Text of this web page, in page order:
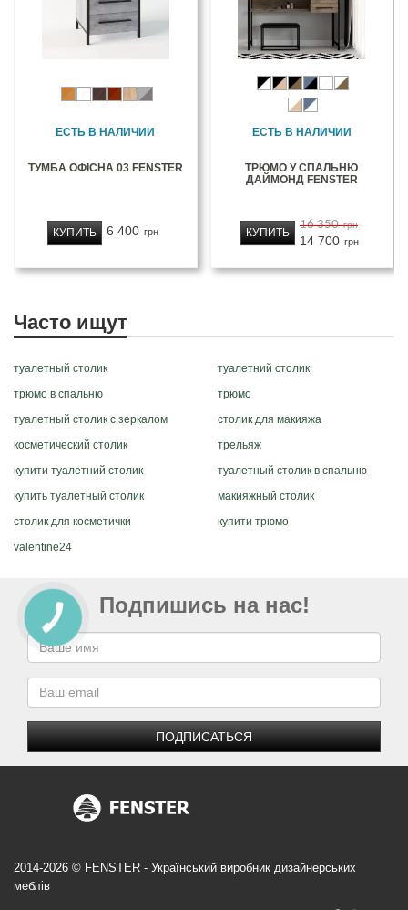
ЕСТЬ В НАЛИЧИИ
ТУМБА ОФІСНА 03 FENSTER
6 400 грн
КУПИТЬ
ЕСТЬ В НАЛИЧИИ
ТРЮМО У СПАЛЬНЮ
ДАЙМОНД FENSTER
16 350 грн
14 700 грн
КУПИТЬ
Часто ищут
туалетный столик
туалетний столик
трюмо в спальню
трюмо
туалетный столик с зеркалом
столик для макияжа
косметический столик
трельяж
купити туалетний столик
туалетный столик в спальню
купить туалетный столик
макияжный столик
столик для косметички
купити трюмо
valentine24
Подпишись на нас!
ПОДПИСАТЬСЯ
2014-2026 © FENSTER - Український виробник дизайнерських
меблів